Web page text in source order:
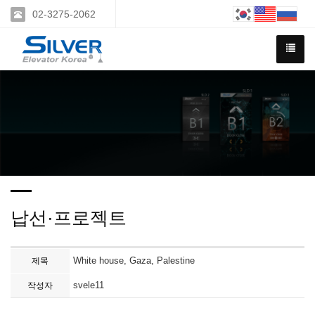
02-3275-2062
납선·프로젝트
제목 White house, Gaza, Palestine
작성자 svele11